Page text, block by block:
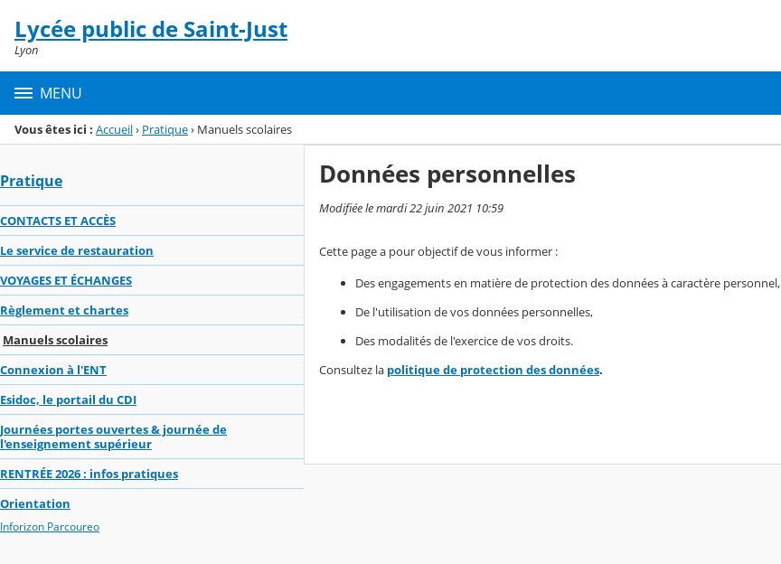
Menu de la rubrique
Contenu
Lycée public de Saint-Just
Lyon
MENU
Vous êtes ici : Accueil› Pratique› Manuels scolaires
Pratique
CONTACTS ET ACCÈS
Le service de restauration
VOYAGES ET ÉCHANGES
Règlement et chartes
Manuels scolaires
Connexion à l'ENT
Esidoc, le portail du CDI
Journées portes ouvertes & journée de
l'enseignement supérieur
RENTRÉE 2026 : infos pratiques
Orientation
Inforizon Parcoureo
Données personnelles
Modifiée le mardi 22 juin 2021 10:59
Cette page a pour objectif de vous informer :
Des engagements en matière de protection des données à caractère personnel,
De l'utilisation de vos données personnelles,
Des modalités de l'exercice de vos droits.
Consultez la politique de protection des données.